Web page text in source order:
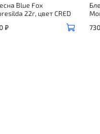
Blue Fox
22г, цвет CRED
₽